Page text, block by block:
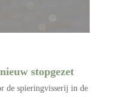
stopgezet
de spieringvisserij in de